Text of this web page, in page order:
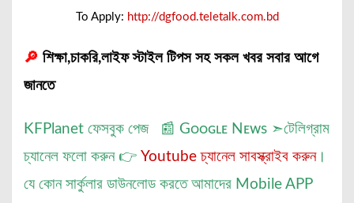
To Apply: http://dgfood.teletalk.com.bd
🔎 শিক্ষা,চাকরি,লাইফ স্টাইল টিপস সহ সকল খবর সবার আগে
জানতে
KFPlanet ফেসবুক পেজ📰 Gᴏᴏɢʟᴇ Nᴇᴡs ➣টেলিগ্রাম
চ্যানেল ফলো করুন 👉 Youtube চ্যানেল সাবস্ক্রাইব করুন।
যে কোন সার্কুলার ডাউনলোড করতে আমাদের Mobile APP